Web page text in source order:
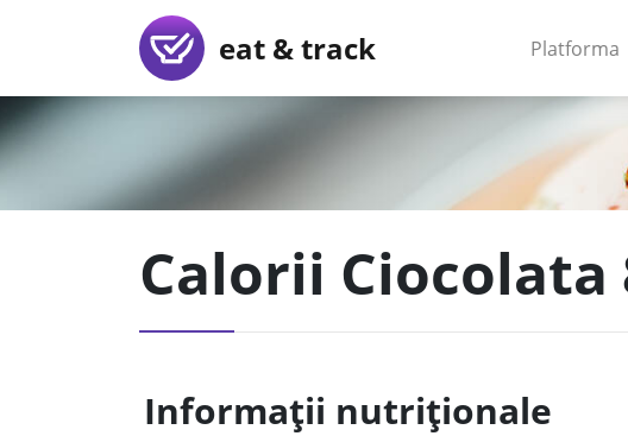
eat & track Platforma
Calorii Ciocolata
Informații nutriționale